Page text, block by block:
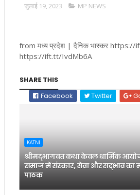
जुलाई 19, 2023 MP NEWS
from मध्य प्रदेश | दैनिक भास्कर
https://ift.tt/IvdMb6A
SHARE THIS
Facebook
Twitter
KATNI
श्रीमद्भागवत कथा केवल धार्मिक
समाज में संस्कार, सेवा और सद्भाव का
पाठक